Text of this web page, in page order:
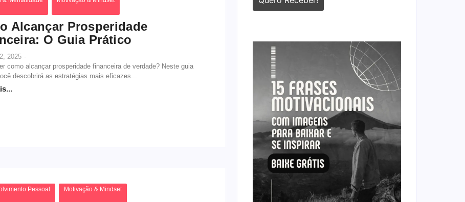
Alcançar Prosperidade
O Guia Prático
2025 -
como alcançar prosperidade financeira de verdade? Neste guia
descobrirá as estratégias mais eficazes...
Pessoal Motivação & Mindset